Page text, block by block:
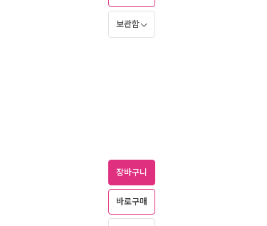
보관함
장바구니
바로구매